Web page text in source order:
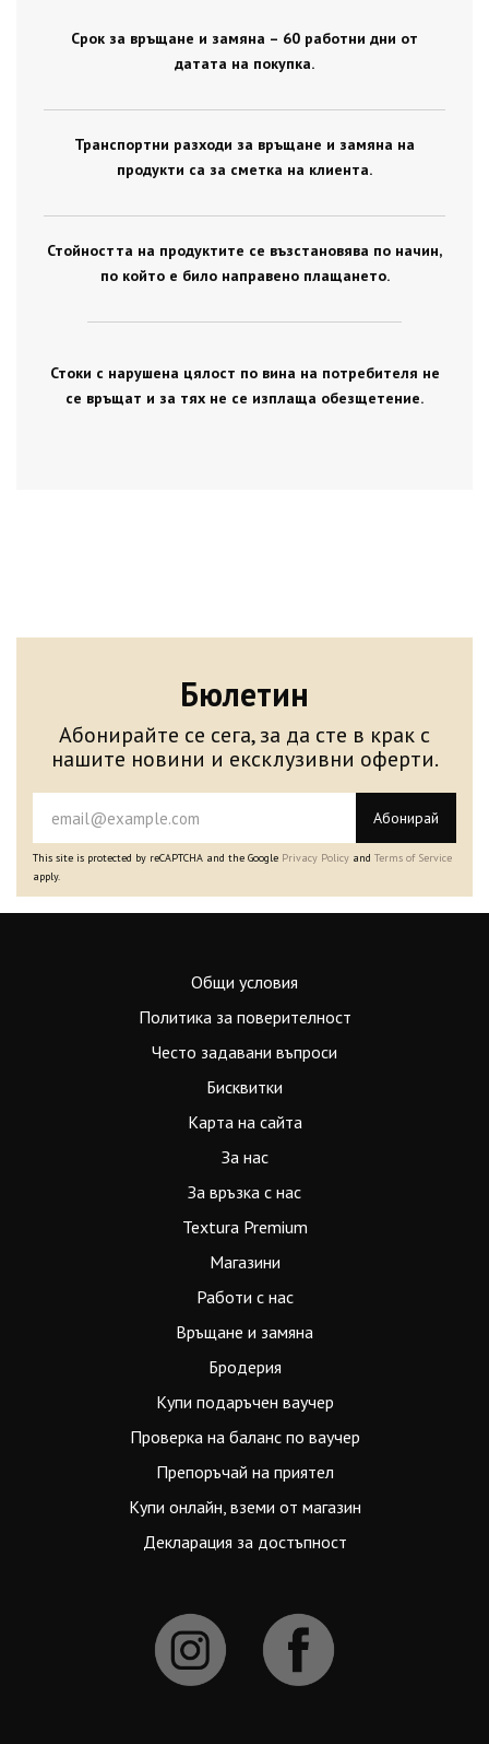
Срок за връщане и замяна – 60 работни дни от
датата на покупка.
Транспортни разходи за връщане и замяна на
продукти са за сметка на клиента.
Стойността на продуктите се възстановява по начин,
по който е било направено плащането.
Стоки с нарушена цялост по вина на потребителя не
се връщат и за тях не се изплаща обезщетение.
Бюлетин
Абонирайте се сега, за да сте в крак с
нашите новини и ексклузивни оферти.
Абонирай
This site is protected by reCAPTCHA and the Google Privacy Policy and Terms of Service
apply.
Общи условия
Политика за поверителност
Често задавани въпроси
Бисквитки
Карта на сайта
За нас
За връзка с нас
Textura Premium
Магазини
Работи с нас
Връщане и замяна
Бродерия
Купи подаръчен ваучер
Проверка на баланс по ваучер
Препоръчай на приятел
Купи онлайн, вземи от магазин
Декларация за достъпност